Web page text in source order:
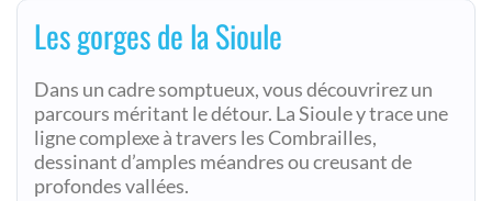
Les gorges de la Sioule
Dans un cadre somptueux, vous découvrirez un
parcours méritant le détour. La Sioule y trace une
ligne complexe à travers les Combrailles,
dessinant d’amples méandres ou creusant de
profondes vallées.